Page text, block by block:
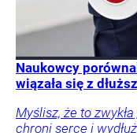
Naukowcy
wiązała się z
Myślisz, że to
chroni serce i